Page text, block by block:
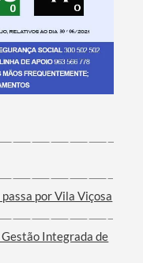
por Vila Viçosa
Gestão Integrada de